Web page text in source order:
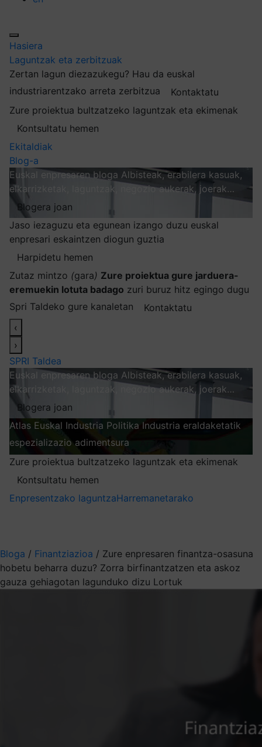
Hasiera
Laguntzak eta zerbitzuak
Zertan lagun diezazukegu? Hau da euskal
industriarentzako arreta zerbitzua
Kontaktatu
Zure proiektua bultzatzeko laguntzak eta ekimenak
Kontsultatu hemen
Ekitaldiak
Blog-a
Euskal enpresaren bloga Albisteak, erabilera kasuak,
elkarrizketak, laguntzak, negozio aukerak, joerak…
Blogera joan
Jaso iezaguzu eta egunean izango duzu euskal
enpresari eskaintzen diogun guztia
Harpidetu hemen
Zutaz mintzo (gara) Zure proiektua gure jarduera-
eremuekin lotuta badago zuri buruz hitz egingo dugu
Spri Taldeko gure kanaletan
Kontaktatu
‹
›
SPRI Taldea
Euskal enpresaren bloga Albisteak, erabilera kasuak,
elkarrizketak, laguntzak, negozio aukerak, joerak…
Blogera joan
Atlas Euskal Industria Politika Industria eraldaketatik
espezializazio adimentsura
Zure proiektua bultzatzeko laguntzak eta ekimenak
Kontsultatu hemen
Enpresentzako laguntzaHarremanetarako
Bloga / Finantziazioa / Zure enpresaren finantza-osasuna
hobetu beharra duzu? Zorra birfinantzatzen eta askoz
gauza gehiagotan lagunduko dizu Lortuk